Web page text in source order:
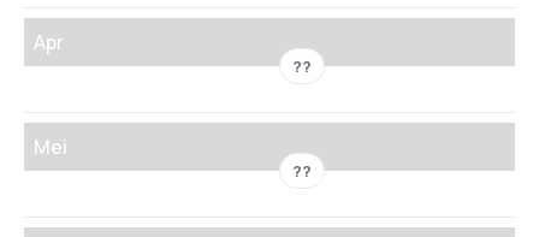
Apr
??
Mei
??